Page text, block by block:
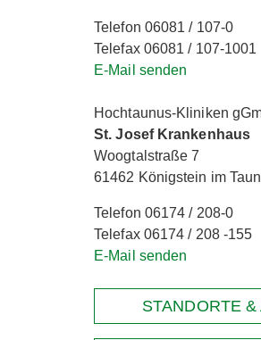
Telefon 06081 / 107-0
Telefax 06081 / 107-1001
E-Mail senden
Hochtaunus-Kliniken
St. Josef Krankenhaus
Woogtalstraße 7
61462 Königstein im
Telefon 06174 / 208-0
Telefax 06174 / 208 -155
E-Mail senden
STANDORTE &